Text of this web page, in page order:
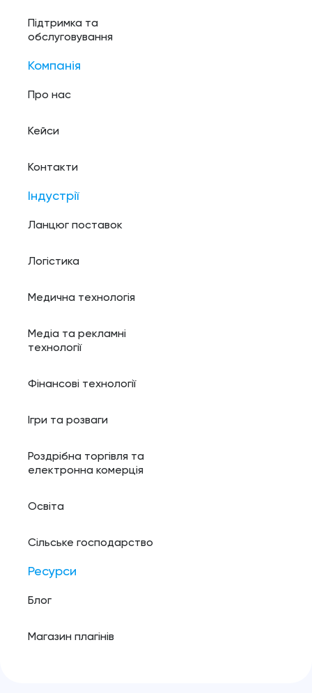
Підтримка та
обслуговування
Компанія
Про нас
Кейси
Контакти
Індустрії
Ланцюг поставок
Логістика
Медична технологія
Медіа та рекламні
технології
Фінансові технології
Ігри та розваги
Роздрібна торгівля та
електронна комерція
Освіта
Сільське господарство
Ресурси
Блог
Магазин плагінів